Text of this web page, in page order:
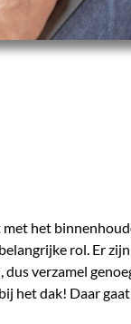
met het
rol. Er zijn
verzamel
het dak! Daar